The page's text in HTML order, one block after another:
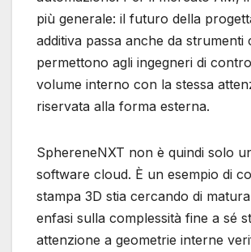
più generale: il futuro della
additiva passa anche da strumenti
permettono agli ingegneri di
volume interno con la stessa
riservata alla forma esterna.
SphereneNXT non è quindi solo
software cloud. È un esempio di
stampa 3D stia cercando di
enfasi sulla complessità fine a sé
attenzione a geometrie interne